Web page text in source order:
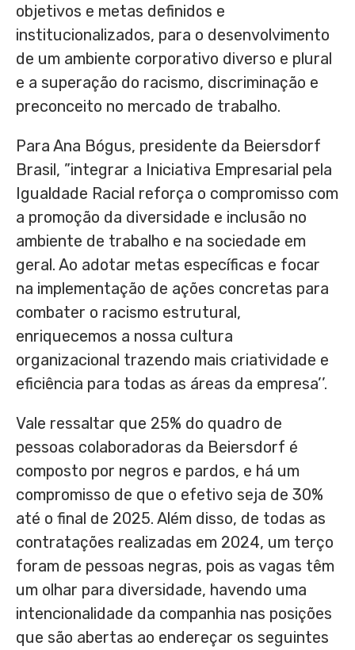
objetivos e metas definidos e
institucionalizados, para o desenvolvimento
de um ambiente corporativo diverso e plural
e a superação do racismo, discriminação e
preconceito no mercado de trabalho.
Para Ana Bógus, presidente da Beiersdorf
Brasil, ”integrar a Iniciativa Empresarial pela
Igualdade Racial reforça o compromisso com
a promoção da diversidade e inclusão no
ambiente de trabalho e na sociedade em
geral. Ao adotar metas específicas e focar
na implementação de ações concretas para
combater o racismo estrutural,
enriquecemos a nossa cultura
organizacional trazendo mais criatividade e
eficiência para todas as áreas da empresa’’.
Vale ressaltar que 25% do quadro de
pessoas colaboradoras da Beiersdorf é
composto por negros e pardos, e há um
compromisso de que o efetivo seja de 30%
até o final de 2025. Além disso, de todas as
contratações realizadas em 2024, um terço
foram de pessoas negras, pois as vagas têm
um olhar para diversidade, havendo uma
intencionalidade da companhia nas posições
que são abertas ao endereçar os seguintes